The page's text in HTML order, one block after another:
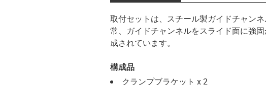
取付セットは、スチール製ガイドチャン
常、ガイドチャンネルをスライド面に強
成されています。
構成品
クランプブラケット x 2